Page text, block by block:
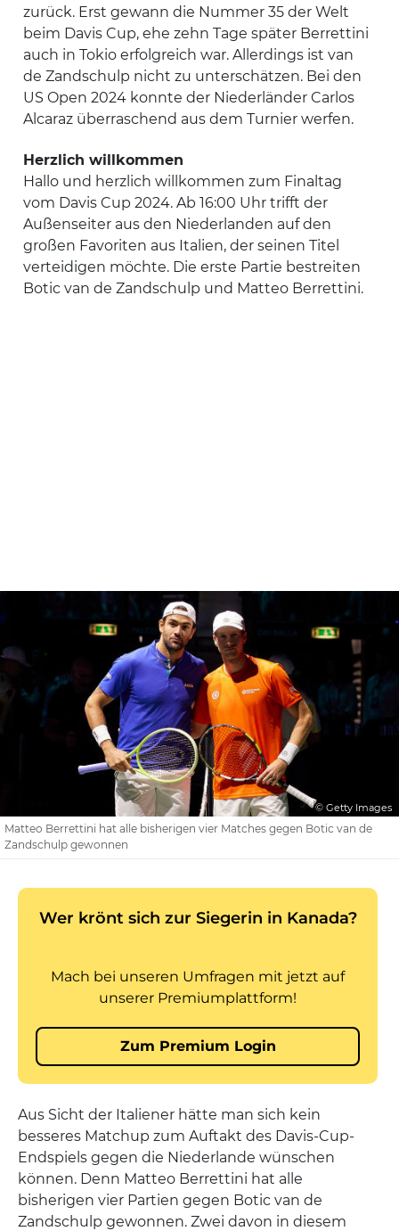
zurück. Erst gewann die Nummer 35 der Welt
beim Davis Cup, ehe zehn Tage später Berrettini
auch in Tokio erfolgreich war. Allerdings ist van
de Zandschulp nicht zu unterschätzen. Bei den
US Open 2024 konnte der Niederländer Carlos
Alcaraz überraschend aus dem Turnier werfen.
Herzlich willkommen
Hallo und herzlich willkommen zum Finaltag
vom Davis Cup 2024. Ab 16:00 Uhr trifft der
Außenseiter aus den Niederlanden auf den
großen Favoriten aus Italien, der seinen Titel
verteidigen möchte. Die erste Partie bestreiten
Botic van de Zandschulp und Matteo Berrettini.
© Getty Images
Matteo Berrettini hat alle bisherigen vier Matches gegen Botic van de
Zandschulp gewonnen
Aus Sicht der Italiener hätte man sich kein
besseres Matchup zum Auftakt des Davis-Cup-
Endspiels gegen die Niederlande wünschen
können. Denn Matteo Berrettini hat alle
bisherigen vier Partien gegen Botic van de
Zandschulp gewonnen. Zwei davon in diesem